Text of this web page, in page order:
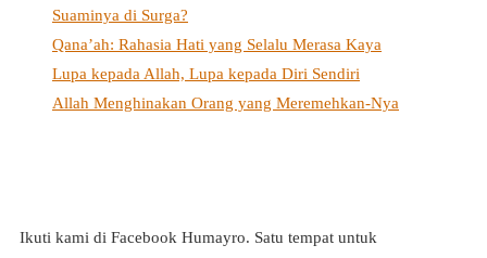
Suaminya di Surga?
Qana’ah: Rahasia Hati yang Selalu Merasa Kaya
Lupa kepada Allah, Lupa kepada Diri Sendiri
Allah Menghinakan Orang yang Meremehkan-Nya
Ikuti kami di Facebook Humayro. Satu tempat untuk